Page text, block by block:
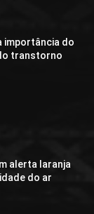
importância do
transtorno
alerta laranja
do ar